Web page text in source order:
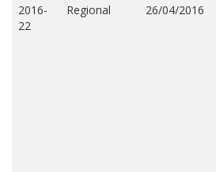
2016-
22
Regional 26/04/2016